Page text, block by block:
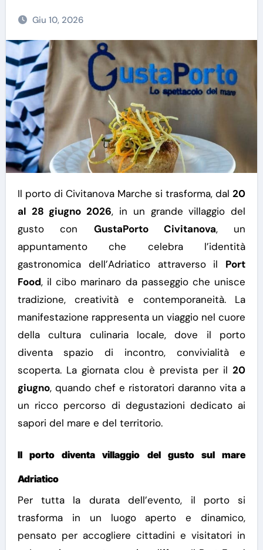
Giu 10, 2026
Il porto di Civitanova Marche si trasforma, dal20
al 28 giugno 2026, in un grande villaggio del
gusto con GustaPorto Civitanova, un
appuntamento che celebra l’identità
gastronomica dell’Adriatico attraverso il Port
Food, il cibo marinaro da passeggio che unisce
tradizione, creatività e contemporaneità. La
manifestazione rappresenta un viaggio nel cuore
della cultura culinaria locale, dove il porto
diventa spazio di incontro, convivialità e
scoperta. La giornata clou è prevista per il20
giugno, quando chef e ristoratori daranno vita a
un ricco percorso di degustazioni dedicato ai
sapori del mare e del territorio.
Il porto diventa villaggio del gusto sul mare
Adriatico
Per tutta la durata dell’evento, il porto si
trasforma in un luogo aperto e dinamico,
pensato per accogliere cittadini e visitatori in